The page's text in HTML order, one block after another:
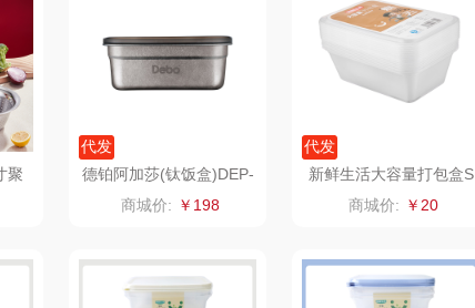
电）
康巴赫（包销款）
礼 啄木鸟PLOVER
施耐德
雅 苏菲 品存
普沃达 陈克明
聚
代发
德铂阿加莎(钛饭盒)DEP-
商城价: ￥198
代发
新鲜生活大容量打包盒S
H-7845
商城价: ￥20